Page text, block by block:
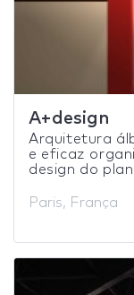
A+design
Arquitetura
e eficaz
design do
Paris, França